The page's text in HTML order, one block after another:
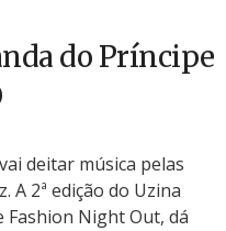
do Príncipe
deitar música pelas
A 2ª edição do Uzina
Fashion Night Out, dá